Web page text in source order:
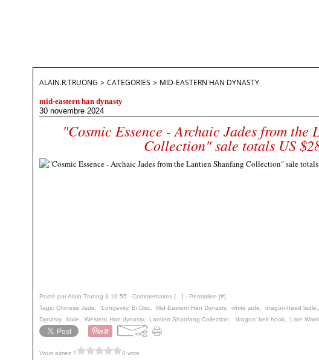
ALAIN.R.TRUONG > CATEGORIES > MID-EASTERN HAN DYNASTY
mid-eastern han dynasty
30 novembre 2024
"Cosmic Essence - Archaic Jades from the
Collection" sale totals US
Posté par Alain Truong à 10:55 - Commentaires [ ] - Permalien [#]
Tags: Chinese Jade 'Longevity' Bi Disc Mid-Eastern Han Dynasty, white jade dragon-head ladle
Dynasty, bixie Western Han dynasty, Lantien Shanfang Collection 'dragon' belt hook Late
Vous aimez ? 0 vote